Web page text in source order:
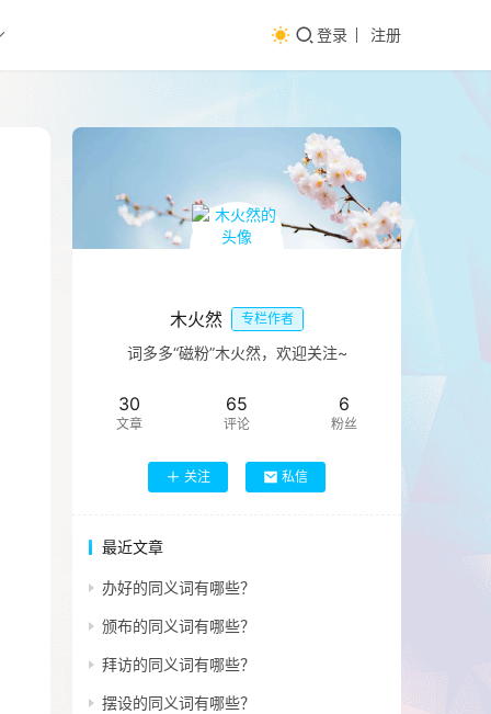
登录 注册
木火然 专栏作者
词多多“磁粉”木火然，欢迎关注~
30
文章
65
评论
6
粉丝
关注 私信
最近文章
办好的同义词有哪些？
颁布的同义词有哪些？
拜访的同义词有哪些？
摆设的同义词有哪些？